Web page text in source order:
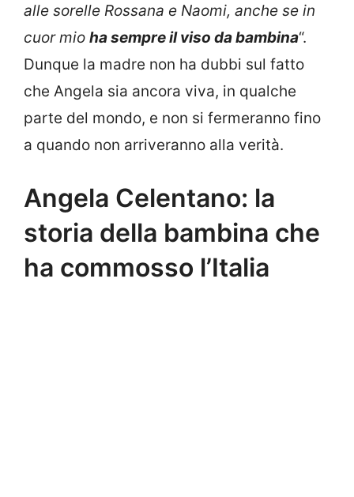
alle sorelle Rossana e Naomi, anche se in
cuor mio ha sempre il viso da bambina“.
Dunque la madre non ha dubbi sul fatto
che Angela sia ancora viva, in qualche
parte del mondo, e non si fermeranno fino
a quando non arriveranno alla verità.
Angela Celentano: la
storia della bambina che
ha commosso l’Italia